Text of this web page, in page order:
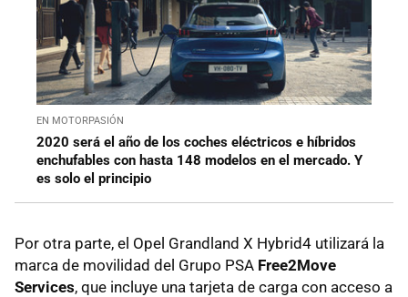
EN MOTORPASIÓN
2020 será el año de los coches eléctricos e híbridos
enchufables con hasta 148 modelos en el mercado. Y
es solo el principio
Por otra parte, el Opel Grandland X Hybrid4 utilizará la
marca de movilidad del Grupo PSA Free2Move
Services, que incluye una tarjeta de carga con acceso a